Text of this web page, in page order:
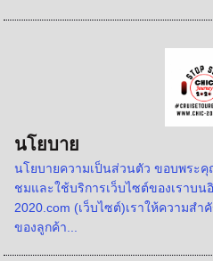
นโยบาย
นโยบายความเป็นส่วนตัว ขอบพระ
ชมและใช้บริการเว็บไซต์ของเราบน
2020.com (เว็บไซต์)เราให้ความส
ของลูกค้า...